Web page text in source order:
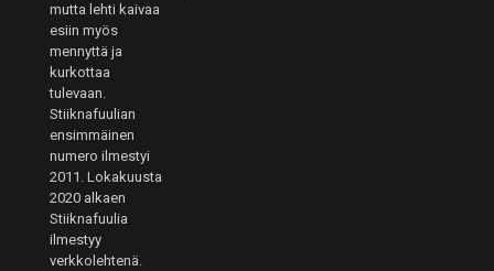
mutta lehti kaivaa
esiin myös
mennyttä ja
kurkottaa
tulevaan.
Stiiknafuulian
ensimmäinen
numero ilmestyi
2011. Lokakuusta
2020 alkaen
Stiiknafuulia
ilmestyy
verkkolehtenä.